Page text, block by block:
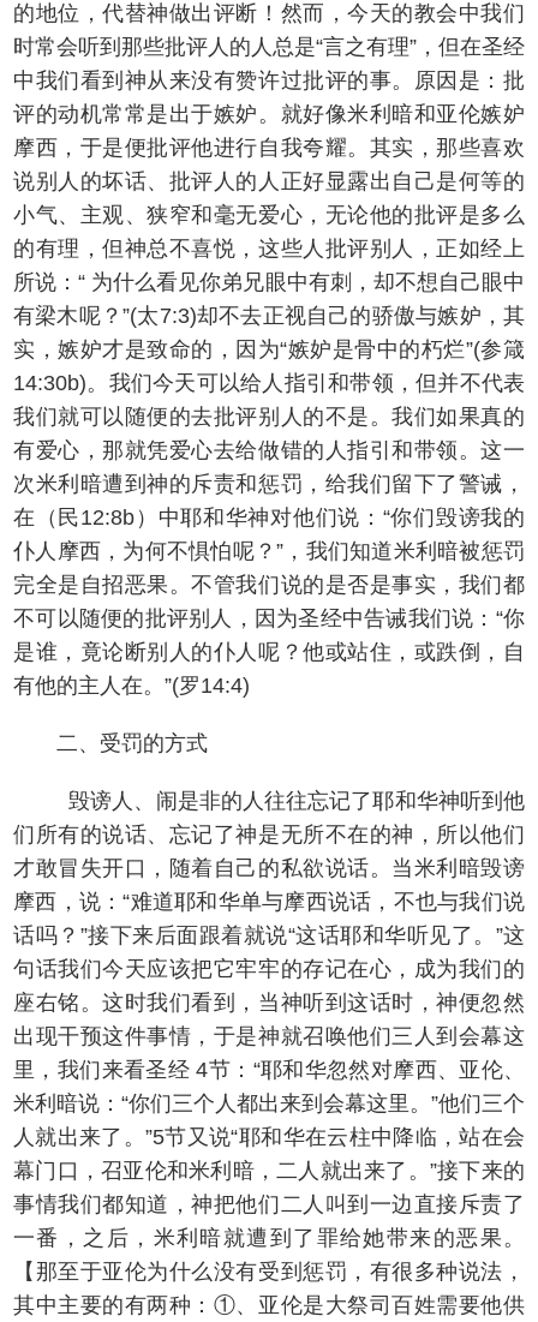
的地位，代替神做出评断！然而，今天的教会中我们
时常会听到那些批评人的人总是“言之有理”，但在圣经
中我们看到神从来没有赞许过批评的事。原因是：批
评的动机常常是出于嫉妒。就好像米利暗和亚伦嫉妒
摩西，于是便批评他进行自我夸耀。其实，那些喜欢
说别人的坏话、批评人的人正好显露出自己是何等的
小气、主观、狭窄和毫无爱心，无论他的批评是多么
的有理，但神总不喜悦，这些人批评别人，正如经上
所说：“ 为什么看见你弟兄眼中有刺，却不想自己眼中
有梁木呢？”(太7:3)却不去正视自己的骄傲与嫉妒，其
实，嫉妒才是致命的，因为“嫉妒是骨中的朽烂”(参箴
14:30b)。我们今天可以给人指引和带领，但并不代表
我们就可以随便的去批评别人的不是。我们如果真的
有爱心，那就凭爱心去给做错的人指引和带领。这一
次米利暗遭到神的斥责和惩罚，给我们留下了警诫，
在（民12:8b）中耶和华神对他们说：“你们毁谤我的
仆人摩西，为何不惧怕呢？”，我们知道米利暗被惩罚
完全是自招恶果。不管我们说的是否是事实，我们都
不可以随便的批评别人，因为圣经中告诫我们说：“你
是谁，竟论断别人的仆人呢？他或站住，或跌倒，自
有他的主人在。”(罗14:4)
二、受罚的方式
毁谤人、闹是非的人往往忘记了耶和华神听到他
们所有的说话、忘记了神是无所不在的神，所以他们
才敢冒失开口，随着自己的私欲说话。当米利暗毁谤
摩西，说：“难道耶和华单与摩西说话，不也与我们说
话吗？”接下来后面跟着就说“这话耶和华听见了。”这
句话我们今天应该把它牢牢的存记在心，成为我们的
座右铭。这时我们看到，当神听到这话时，神便忽然
出现干预这件事情，于是神就召唤他们三人到会幕这
里，我们来看圣经 4节：“耶和华忽然对摩西、亚伦、
米利暗说：“你们三个人都出来到会幕这里。”他们三个
人就出来了。”5节又说“耶和华在云柱中降临，站在会
幕门口，召亚伦和米利暗，二人就出来了。”接下来的
事情我们都知道，神把他们二人叫到一边直接斥责了
一番，之后，米利暗就遭到了罪给她带来的恶果。
【那至于亚伦为什么没有受到惩罚，有很多种说法，
其中主要的有两种：①、亚伦是大祭司百姓需要他供